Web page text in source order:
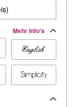
Mehr Info's